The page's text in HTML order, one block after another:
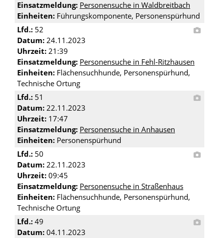
Einsatzmeldung: Personensuche in Waldbreitbach
Einheiten: Führungskomponente, Personenspürhund
Lfd.: 52
Datum: 24.11.2023
Uhrzeit: 21:39
Einsatzmeldung: Personensuche in Fehl-Ritzhausen
Einheiten: Flächensuchhunde, Personenspürhund,
Technische Ortung
Lfd.: 51
Datum: 22.11.2023
Uhrzeit: 17:47
Einsatzmeldung: Personensuche in Anhausen
Einheiten: Personenspürhund
Lfd.: 50
Datum: 22.11.2023
Uhrzeit: 09:45
Einsatzmeldung: Personensuche in Straßenhaus
Einheiten: Flächensuchhunde, Personenspürhund,
Technische Ortung
Lfd.: 49
Datum: 04.11.2023